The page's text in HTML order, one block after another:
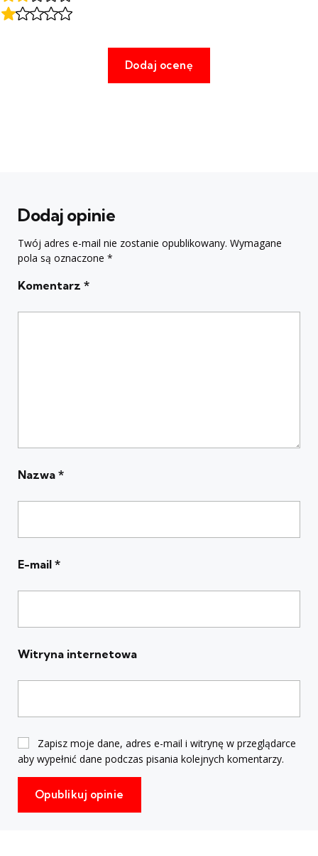
Dodaj opinie
Twój adres e-mail nie zostanie opublikowany. Wymagane
pola są oznaczone *
Komentarz *
Nazwa *
E-mail *
Witryna internetowa
Zapisz moje dane, adres e-mail i witrynę w przeglądarce
aby wypełnić dane podczas pisania kolejnych komentarzy.